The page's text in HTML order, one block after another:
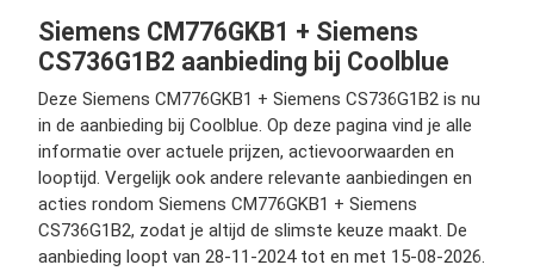
Siemens CM776GKB1 + Siemens
CS736G1B2 aanbieding bij Coolblue
Deze Siemens CM776GKB1 + Siemens CS736G1B2 is nu
in de aanbieding bij Coolblue. Op deze pagina vind je alle
informatie over actuele prijzen, actievoorwaarden en
looptijd. Vergelijk ook andere relevante aanbiedingen en
acties rondom Siemens CM776GKB1 + Siemens
CS736G1B2, zodat je altijd de slimste keuze maakt. De
aanbieding loopt van 28-11-2024 tot en met 15-08-2026.